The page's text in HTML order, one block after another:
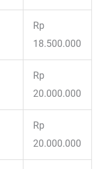
Rp
18.500.000
Rp
20.000.000
Rp
20.000.000